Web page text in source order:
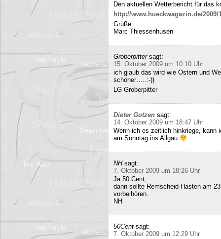
Den aktuellen Wetterbericht für das
http://www.hueckwagazin.de/2009/
Grüße
Marc Thiessenhusen
Groberpitter sagt:
15. Oktober 2009 um 10:10 Uhr
ich glaub das wird wie Ostern und
schöner…..:-))
LG Groberpitter
Dieter Gotzen sagt:
14. Oktober 2009 um 18:47 Uhr
Wenn ich es zeitlich hinkriege, kann
am Sonntag ins Allgäu
NH sagt:
7. Oktober 2009 um 18:26 Uhr
Ja 50 Cent,
dann sollte Remscheid-Hasten am
vorbeihören.
NH
50Cent sagt:
7. Oktober 2009 um 12:29 Uhr